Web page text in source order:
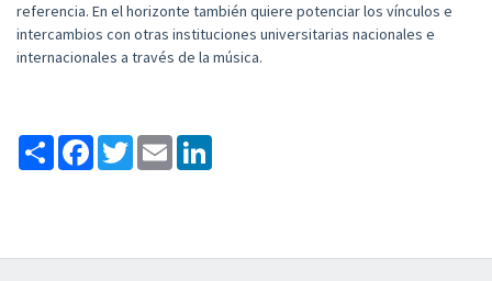
referencia. En el horizonte también quiere potenciar los vínculos e
intercambios con otras instituciones universitarias nacionales e
internacionales a través de la música.
CompartirFacebookTwitterEmail